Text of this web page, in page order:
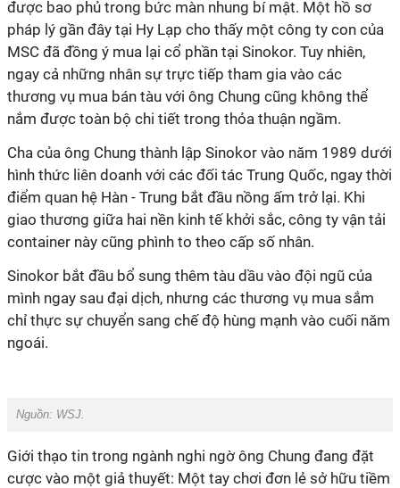
được bao phủ trong bức màn nhung bí mật. Một hồ sơ
pháp lý gần đây tại Hy Lạp cho thấy một công ty con của
MSC đã đồng ý mua lại cổ phần tại Sinokor. Tuy nhiên,
ngay cả những nhân sự trực tiếp tham gia vào các
thương vụ mua bán tàu với ông Chung cũng không thể
nắm được toàn bộ chi tiết trong thỏa thuận ngầm.
Cha của ông Chung thành lập Sinokor vào năm 1989 dưới
hình thức liên doanh với các đối tác Trung Quốc, ngay thời
điểm quan hệ Hàn - Trung bắt đầu nồng ấm trở lại. Khi
giao thương giữa hai nền kinh tế khởi sắc, công ty vận tải
container này cũng phình to theo cấp số nhân.
Sinokor bắt đầu bổ sung thêm tàu dầu vào đội ngũ của
mình ngay sau đại dịch, nhưng các thương vụ mua sắm
chỉ thực sự chuyển sang chế độ hùng mạnh vào cuối năm
ngoái.
Nguồn: WSJ.
Giới thạo tin trong ngành nghi ngờ ông Chung đang đặt
cược vào một giả thuyết: Một tay chơi đơn lẻ sở hữu tiềm